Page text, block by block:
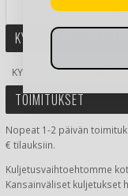
KYSY LISÄÄ
KYSY LISÄÄ TUOTTEESTA
TOIMITUKSET
Nopeat 1-2 päivän
€ tilauksiin.
Kuljetusvaihtoehtomme
Kansainväliset kuljetukset